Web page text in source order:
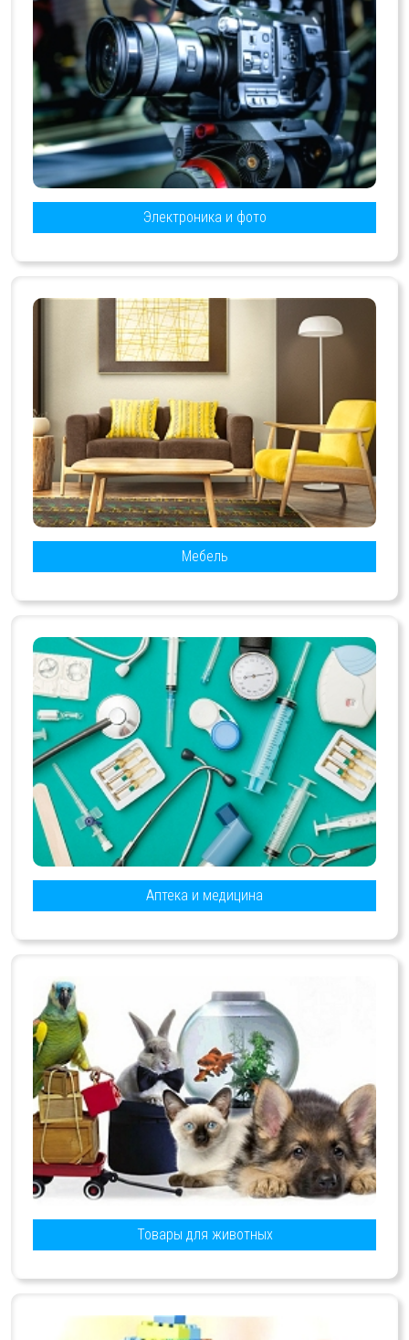
Электроника и фото
Мебель
Аптека и медицина
Товары для животных